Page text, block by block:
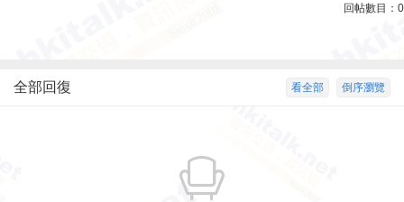
回帖數目： 0
倒序瀏覽
看全部
全部回復